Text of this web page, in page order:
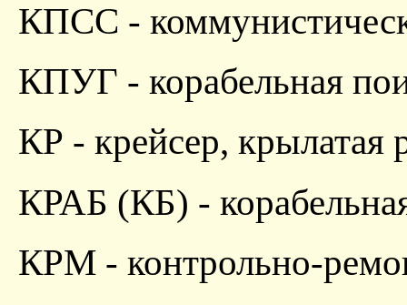
КПСС -
КПУГ - корабельная
КР - крейсер, крылатая
КРАБ (КБ) -
КРМ - контрольно-